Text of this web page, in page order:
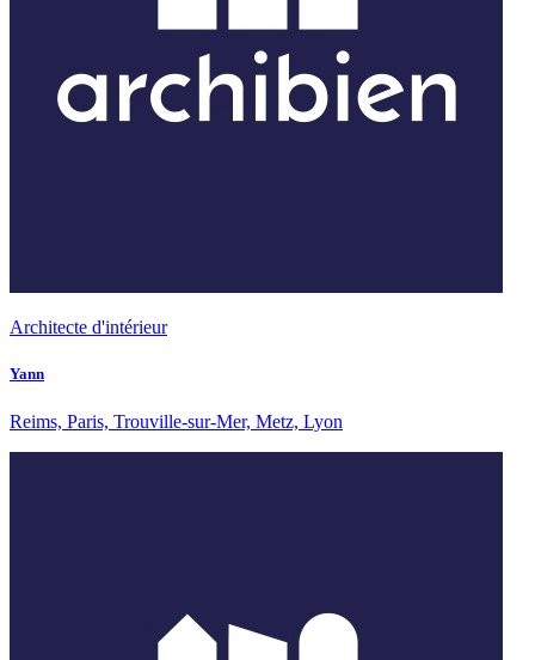
Architecte d'intérieur
Yann
Reims, Paris, Trouville-sur-Mer, Metz, Lyon